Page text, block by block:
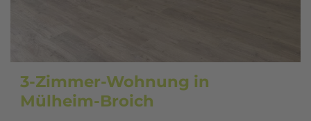
3-Zimmer-Wohnung in
Mülheim-Broich